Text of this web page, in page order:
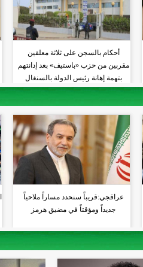
أحكام بالسجن على ثلاثة معلقين
مقربين من حزب «باستيف» بعد إدانتهم
بتهمة إهانة رئيس الدولة بالسنغال
عراقجي:قريباً سنحدد مساراً ملاحياً
جديداً ومؤقتاً في مضيق هرمز